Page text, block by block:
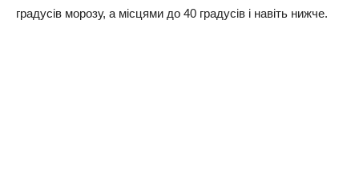
градусів морозу, а місцями до 40 градусів і навіть нижче.